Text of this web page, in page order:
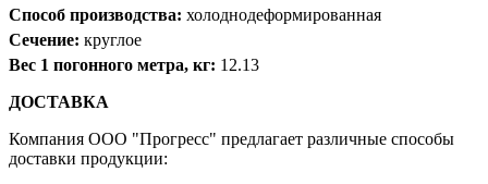
Способ производства: холоднодеформированная
Сечение: круглое
Вес 1 погонного метра, кг: 12.13
ДОСТАВКА
Компания OOO "Прогресс" предлагает различные способы
доставки продукции: